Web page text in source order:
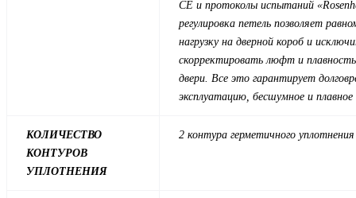
СЕ и протоколы испытаний
регулировка петель позволяет
нагрузку на дверной короб и
скорректировать люфт и
двери. Все это гарантирует
эксплуатацию, бесшумное и
КОЛИЧЕСТВО
КОНТУРОВ
УПЛОТНЕНИЯ
2 контура герметичного